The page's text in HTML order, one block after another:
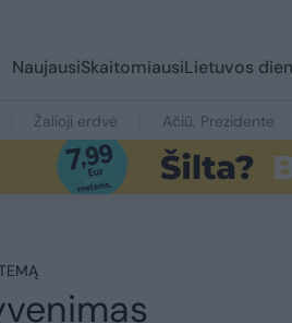
NaujausiSkaitomiausiLietuvos
Žalioji erdvė Ačiū, Prezidente